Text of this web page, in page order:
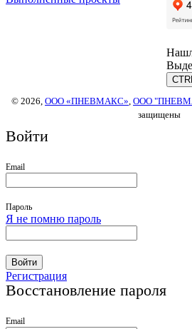
© 2026, ООО «ПНЕВМАКС», ООО
защищены
Войти
Email
Пароль
Я не помню пароль
Войти
Регистрация
Восстановление пароля
Email